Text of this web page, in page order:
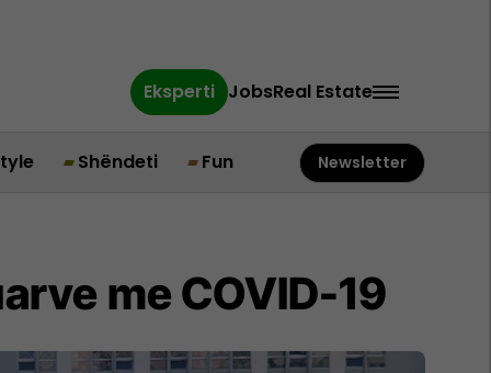
Eksperti JobsReal Estate
Shëndeti Fun Newsletter
me COVID-19